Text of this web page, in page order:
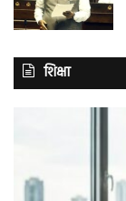
शिक्षा